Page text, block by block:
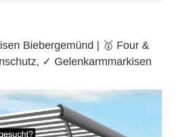
Biebergemünd | 🥇 Four &
✓ Gelenkarmmarkisen